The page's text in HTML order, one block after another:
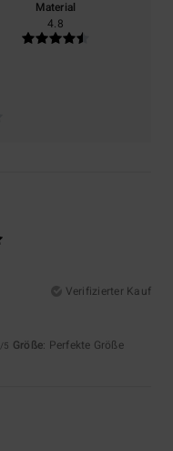
Material
4.8
Verifizierter Kauf
/5 Größe: Perfekte Größe